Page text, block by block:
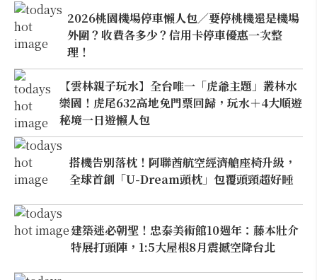
2026桃園機場停車懶人包／要停桃機還是機場
外圍？收費各多少？信用卡停車優惠一次整
理！
【雲林親子玩水】全台唯一「虎爺主題」叢林水
樂園！虎尾632高地免門票回歸，玩水＋4大順遊
秘境一日遊懶人包
搭機告別落枕！阿聯酋航空經濟艙座椅升級，
全球首創「U-Dream頭枕」包覆頭頸超好睡
建築迷必朝聖！忠泰美術館10週年：藤本壯介
特展打頭陣，1:5大屋根8月震撼空降台北